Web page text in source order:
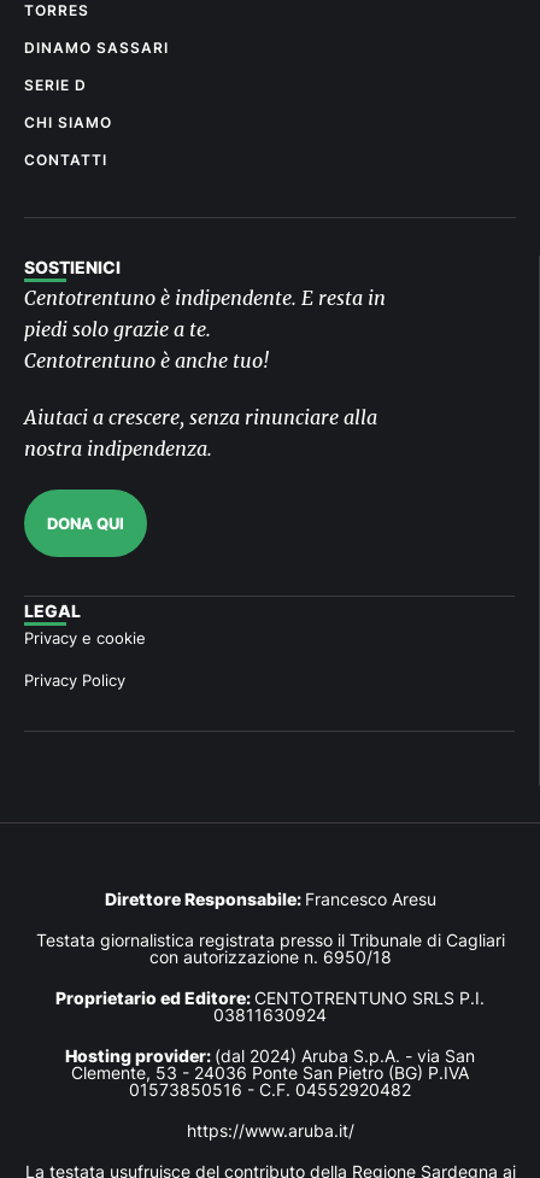
TORRES
DINAMO SASSARI
SERIE D
CHI SIAMO
CONTATTI
SOSTIENICI
Centotrentuno è indipendente. E resta in
piedi solo grazie a te.
Centotrentuno è anche tuo!
Aiutaci a crescere, senza rinunciare alla
nostra indipendenza.
DONA QUI
LEGAL
Privacy e cookie
Privacy Policy
Direttore Responsabile: Francesco Aresu
Testata giornalistica registrata presso il Tribunale di Cagliari
con autorizzazione n. 6950/18
Proprietario ed Editore:CENTOTRENTUNO SRLS P.I.
03811630924
Hosting provider: (dal 2024) Aruba S.p.A. - via San
Clemente, 53 - 24036 Ponte San Pietro (BG) P.IVA
01573850516 - C.F. 04552920482
https://www.aruba.it/
La testata usufruisce del contributo della Regione Sardegna ai